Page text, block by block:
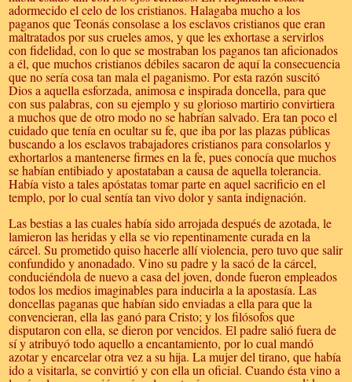
adormecido el celo de los cristianos. Halagaba mucho a los
paganos que Teonás consolase a los esclavos cristianos que eran
maltratados por sus crueles amos, y que les exhortase a servirlos
con fidelidad, con lo que se mostraban los paganos tan aficionados
a él, que muchos cristianos débiles sacaron de aquí la consecuencia
que no sería cosa tan mala el paganismo. Por esta razón suscitó
Dios a aquella esforzada, animosa e inspirada doncella, para que
con sus palabras, con su ejemplo y su glorioso martirio convirtiera
a muchos que de otro modo no se habrían salvado. Era tan poco el
cuidado que tenía en ocultar su fe, que iba por las plazas públicas
buscando a los esclavos trabajadores cristianos para consolarlos y
exhortarlos a mantenerse firmes en la fe, pues conocía que muchos
se habían entibiado y apostataban a causa de aquella tolerancia.
Había visto a tales apóstatas tomar parte en aquel sacrificio en el
templo, por lo cual sentía tan vivo dolor y santa indignación.
Las bestias a las cuales había sido arrojada después de azotada, le
lamieron las heridas y ella se vio repentinamente curada en la
cárcel. Su prometido quiso hacerle allí violencia, pero tuvo que salir
confundido y anonadado. Vino su padre y la sacó de la cárcel,
conduciéndola de nuevo a casa del joven, donde fueron empleados
todos los medios imaginables para inducirla a la apostasía. Las
doncellas paganas que habían sido enviadas a ella para que la
convencieran, ella las ganó para Cristo; y los filósofos que
disputaron con ella, se dieron por vencidos. El padre salió fuera de
sí y atribuyó todo aquello a encantamiento, por lo cual mandó
azotar y encarcelar otra vez a su hija. La mujer del tirano, que había
ido a visitarla, se convirtió y con ella un oficial. Cuando ésta vino a